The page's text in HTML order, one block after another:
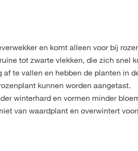
en komt alleen voor bij
tot zwarte vlekken, die zich snel
te vallen en hebben de planten in
kunnen worden aangetast.
winterhard en vormen minder
van waardplant en overwintert